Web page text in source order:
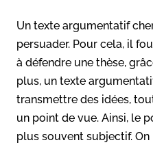
Un texte argumentatif
persuader. Pour cela, il
à défendre une thèse,
plus, un texte
transmettre des idées,
un point de vue. Ainsi, le
plus souvent subjectif.